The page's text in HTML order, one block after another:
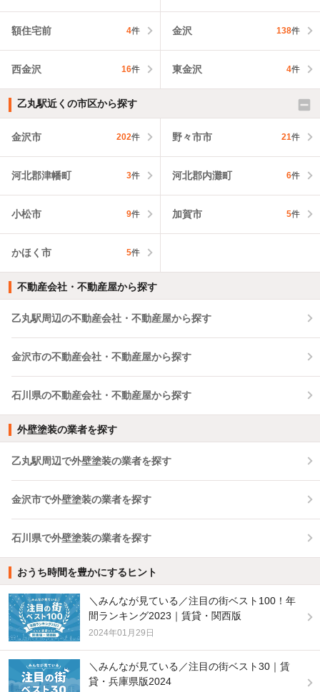
額住宅前 4件 金沢 138件
西金沢 16件 東金沢 4件
乙丸駅近くの市区から探す
金沢市 202件 野々市市 21件
河北郡津幡町 3件 河北郡内灘町 6件
小松市 9件 加賀市 5件
かほく市 5件
不動産会社・不動産屋から探す
乙丸駅周辺の不動産会社・不動産屋から探す
金沢市の不動産会社・不動産屋から探す
石川県の不動産会社・不動産屋から探す
外壁塗装の業者を探す
乙丸駅周辺で外壁塗装の業者を探す
金沢市で外壁塗装の業者を探す
石川県で外壁塗装の業者を探す
おうち時間を豊かにするヒント
＼みんなが見ている／注目の街ベスト100！年
間ランキング2023｜賃貸・関西版
2024年01月29日
＼みんなが見ている／注目の街ベスト30｜賃
貸・兵庫県版2024